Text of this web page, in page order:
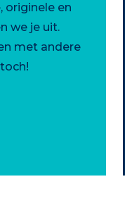
originele en
we je uit.
met andere